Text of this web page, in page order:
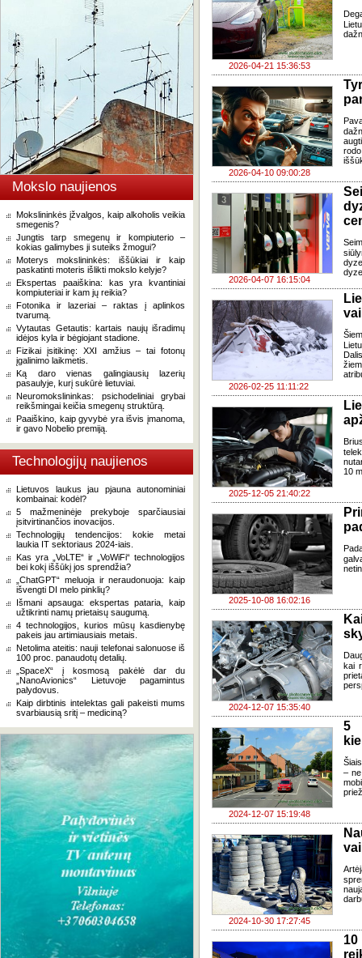
Mokslo naujienos
Mokslininkės įžvalgos, kaip alkoholis veikia
smegenis?
Jungtis tarp smegenų ir kompiuterio –
kokias galimybes ji suteiks žmogui?
Moterys mokslininkės: iššūkiai ir kaip
paskatinti moteris išlikti mokslo kelyje?
Ekspertas paaiškina: kas yra kvantiniai
kompiuteriai ir kam jų reikia?
Fotonika ir lazeriai – raktas į aplinkos
tvarumą.
Vytautas Getautis: kartais naujų išradimų
idėjos kyla ir bėgiojant stadione.
Fizikai įsitikinę: XXI amžius – tai fotonų
įgalinimo laikmetis.
Ką daro vienas galingiausių lazerių
pasaulyje, kurį sukūrė lietuviai.
Neuromokslininkas: psichodeliniai grybai
reikšmingai keičia smegenų struktūrą.
Paaiškino, kaip gyvybė yra išvis įmanoma,
ir gavo Nobelio premiją.
Technologijų naujienos
Lietuvos laukus jau pjauna autonominiai
kombainai: kodėl?
5 mažmeninėje prekyboje sparčiausiai
įsitvirtinančios inovacijos.
Technologijų tendencijos: kokie metai
laukia IT sektoriaus 2024-iais.
Kas yra „VoLTE“ ir „VoWiFi“ technologijos
bei kokį iššūkį jos sprendžia?
„ChatGPT“ meluoja ir neraudonuoja: kaip
išvengti DI melo pinklių?
Išmani apsauga: ekspertas pataria, kaip
užtikrinti namų prietaisų saugumą.
4 technologijos, kurios mūsų kasdienybę
pakeis jau artimiausiais metais.
Netolima ateitis: nauji telefonai salonuose iš
100 proc. panaudotų detalių.
„SpaceX“ į kosmosą pakėlė dar du
„NanoAvionics“ Lietuvoje pagamintus
palydovus.
Kaip dirbtinis intelektas gali pakeisti mums
svarbiausią sritį – mediciną?
2026-04-21 15:36:53
2026-04-10 09:00:28
2026-04-07 16:15:04
2026-02-25 11:11:22
2025-12-05 21:40:22
10
2025-10-08 16:02:16
2024-12-07 15:35:40
kai
2024-12-07 15:19:48
5
–
2024-10-30 17:27:45